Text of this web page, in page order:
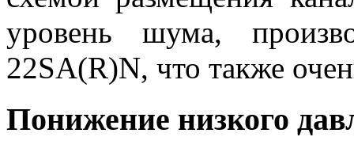
уровень шума,
22SA(R)N, что также
Понижение низкого